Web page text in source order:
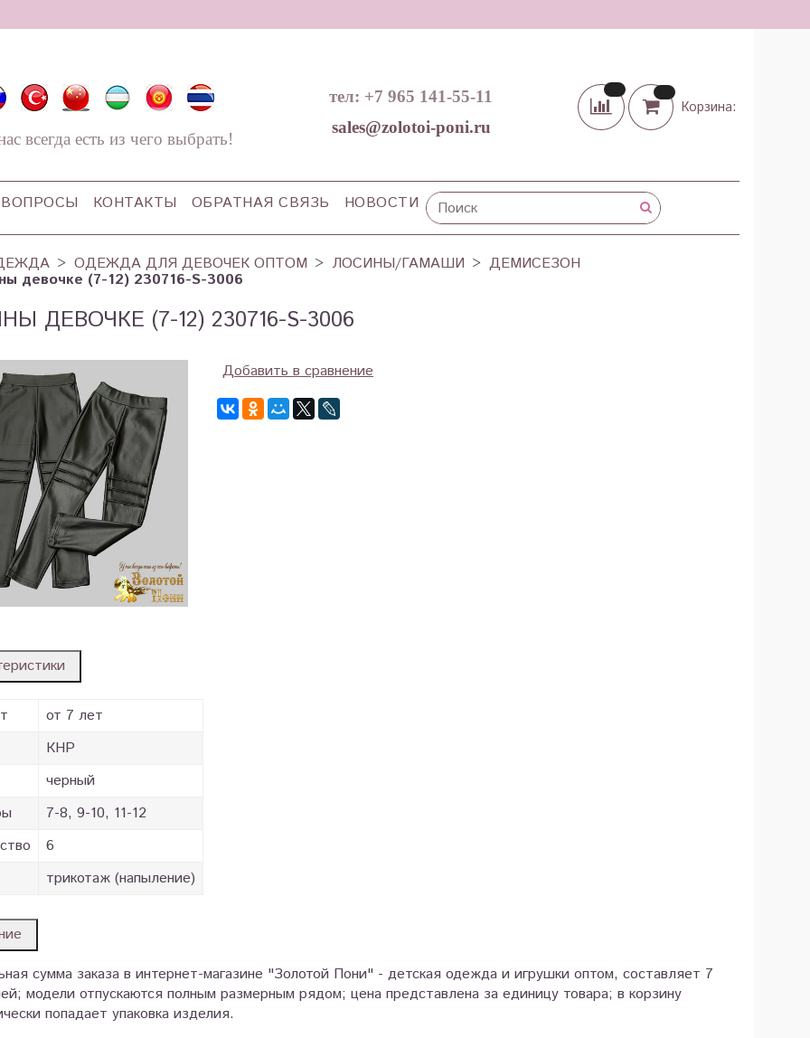
всегда есть из чего выбрать!
тел: +7 965 141-55-11
sales@zolotoi-poni.ru
Корзина:
ВОПРОСЫ КОНТАКТЫ ОБРАТНАЯ СВЯЗЬ НОВОСТИ
ОДЕЖДА ДЛЯ ДЕВОЧЕК ОПТОМ ЛОСИНЫ/ГАМАШИ ДЕМИСЕЗОН
девочке (7-12) 230716-S-3006
ДЕВОЧКЕ (7-12) 230716-S-3006
Добавить в сравнение
от 7 лет
КНР
черный
7-8, 9-10, 11-12
6
трикотаж (напыление)
сумма заказа в интернет-магазине "Золотой Пони" - детская одежда и игрушки оптом, составляет 7
модели отпускаются полным размерным рядом; цена представлена за единицу товара; в корзину
попадает упаковка изделия.